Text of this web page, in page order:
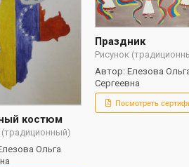
костюм
(традиционный)
Ольга
Праздник
Рисунок
Автор: Елезова
Сергеевна
Посмотреть